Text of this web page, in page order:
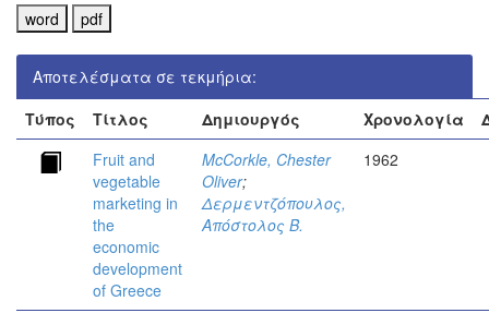
Αποτελέσματα σε τεκμήρια:
Τύπος
Τίτλος Δημιουργός Χρονολογία
Fruit and
vegetable
marketing in
the
economic
development
of Greece
McCorkle, Chester
Oliver;
Δερμεντζόπουλος,
Απόστολος Β.
1962